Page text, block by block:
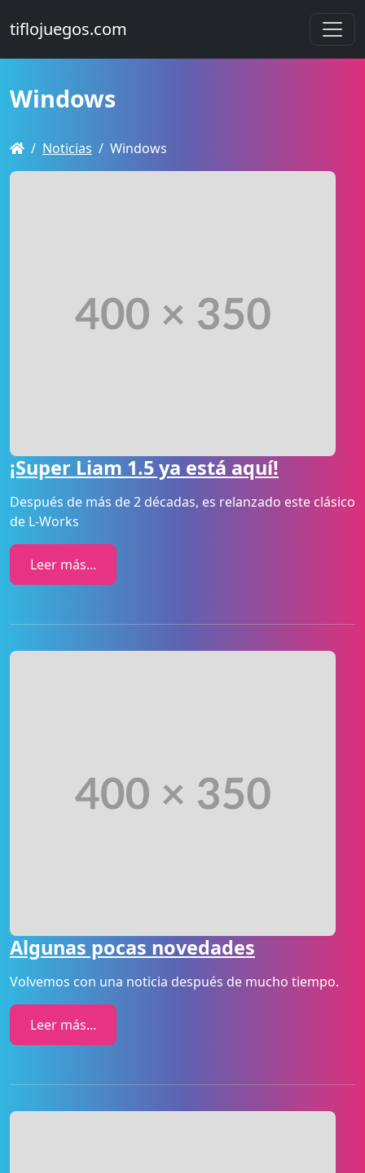
tiflojuegos.com
Windows
Noticias Windows
¡Super Liam 1.5 ya está aquí!
Después de más de 2 décadas, es relanzado este clásico
de L-Works
Leer más...
Algunas pocas novedades
Volvemos con una noticia después de mucho tiempo.
Leer más...